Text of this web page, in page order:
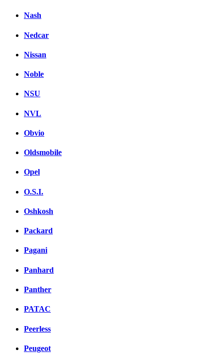
Nash
Nedcar
Nissan
Noble
NSU
NVL
Obvio
Oldsmobile
Opel
O.S.I.
Oshkosh
Packard
Pagani
Panhard
Panther
PATAC
Peerless
Peugeot